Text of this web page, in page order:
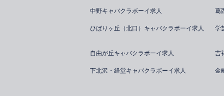
中野キャバクラボーイ求人 葛
ひばりヶ丘（北口）キャバクラボーイ求人 学
自由が丘キャバクラボーイ求人 吉
下北沢・経堂キャバクラボーイ求人 金